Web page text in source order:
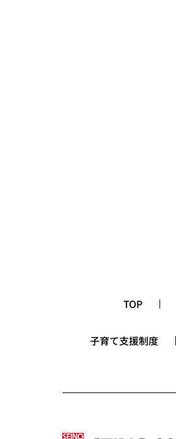
TOP
子育て支援制度